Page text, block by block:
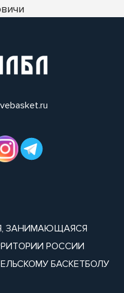
ЗАНИМАЮЩАЯСЯ
РОССИИ
БАСКЕТБОЛУ